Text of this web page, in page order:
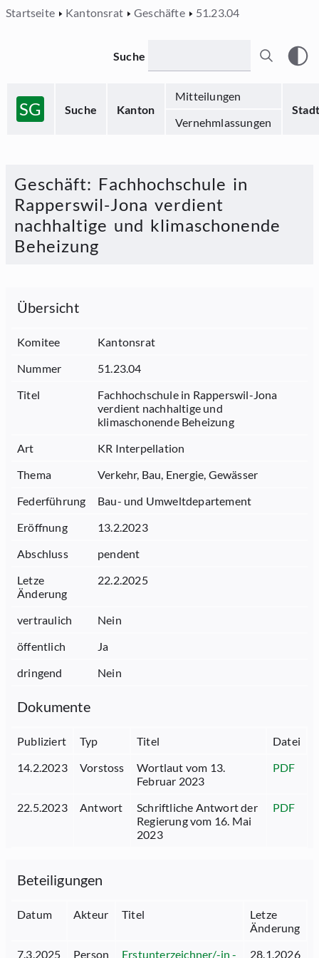
Startseite Kantonsrat Geschäfte 51.23.04
SG Suche Kanton
Mitteilungen
Stadt
Vernehmlassungen
Suche
Geschäft: Fachhochschule in
Rapperswil-Jona verdient
nachhaltige und klimaschonende
Beheizung
Übersicht
Komitee
Kantonsrat
Nummer
51.23.04
Titel
Fachhochschule in Rapperswil-Jona
verdient nachhaltige und
klimaschonende Beheizung
Art
KR Interpellation
Thema
Verkehr, Bau, Energie, Gewässer
Federführung
Bau- und Umweltdepartement
Eröffnung
13.2.2023
Abschluss
pendent
Letze
Änderung
22.2.2025
vertraulich
Nein
öffentlich
Ja
dringend
Nein
Dokumente
Publiziert Typ Titel
Datei
14.2.2023
Vorstoss
Wortlaut vom 13.
Februar 2023
PDF
22.5.2023 Antwort
Schriftliche Antwort der
Regierung vom 16. Mai
2023
PDF
Beteiligungen
Datum Akteur Titel
Letze
Änderung
7.3.2025
Person Erstunterzeichner/-in - 28.1.2026